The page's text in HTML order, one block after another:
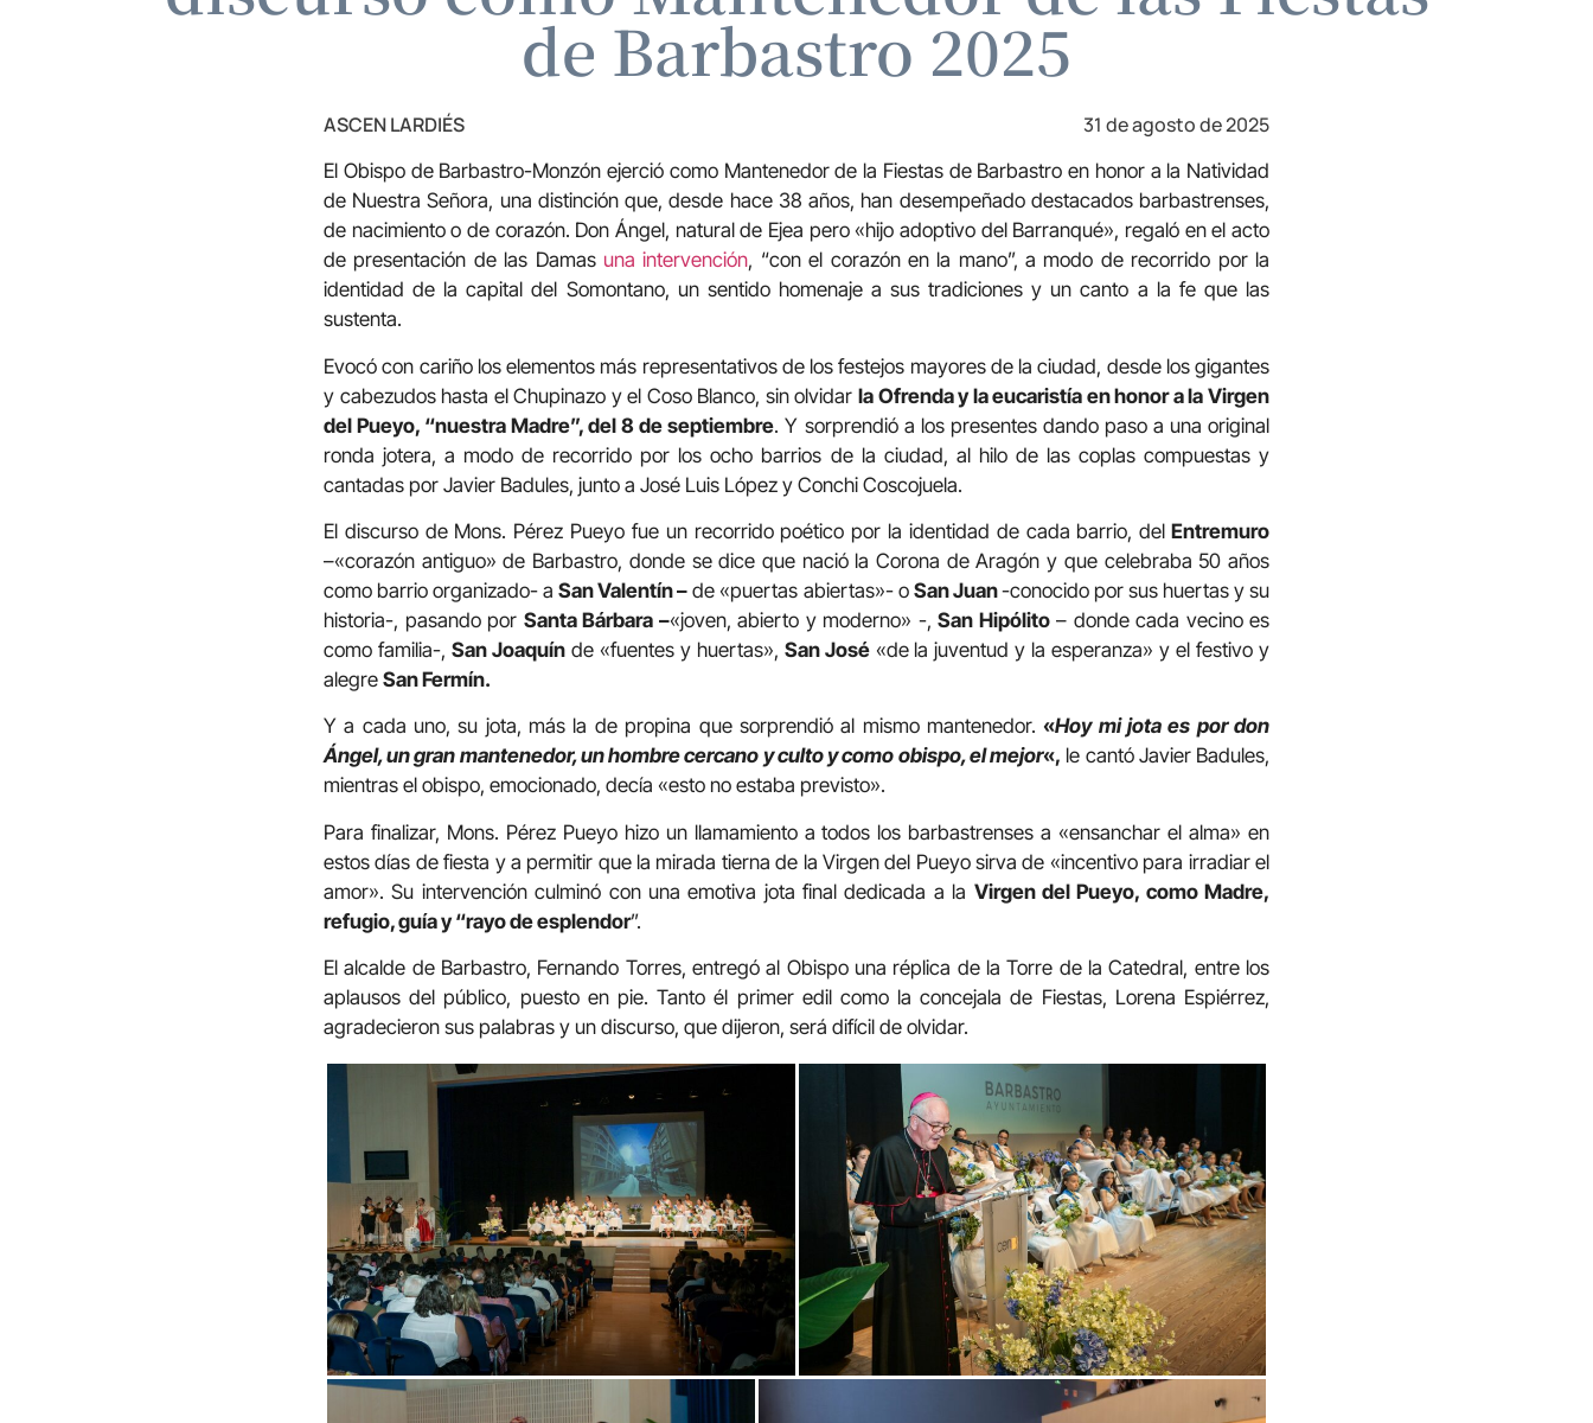
de Barbastro 2025
ASCEN LARDIÉS 31 de agosto de 2025
El Obispo de Barbastro-Monzón ejerció como Mantenedor de la Fiestas de Barbastro en honor a la Natividad
de Nuestra Señora, una distinción que, desde hace 38 años, han desempeñado destacados barbastrenses,
de nacimiento o de corazón. Don Ángel, natural de Ejea pero «hijo adoptivo del Barranqué», regaló en el acto
de presentación de las Damas una intervención, “con el corazón en la mano”, a modo de recorrido por la
identidad de la capital del Somontano, un sentido homenaje a sus tradiciones y un canto a la fe que las
sustenta.
Evocó con cariño los elementos más representativos de los festejos mayores de la ciudad, desde los gigantes
y cabezudos hasta el Chupinazo y el Coso Blanco, sin olvidarla Ofrenda y la eucaristía en honor a la Virgen
del Pueyo, “nuestra Madre”, del 8 de septiembre. Y sorprendió a los presentes dando paso a una original
ronda jotera, a modo de recorrido por los ocho barrios de la ciudad, al hilo de las coplas compuestas y
cantadas por Javier Badules, junto a José Luis López y Conchi Coscojuela.
El discurso de Mons. Pérez Pueyo fue un recorrido poético por la identidad de cada barrio, del Entremuro
–«corazón antiguo» de Barbastro, donde se dice que nació la Corona de Aragón y que celebraba 50 años
como barrio organizado- aSan Valentín – de «puertas abiertas»- o San Juan-conocido por sus huertas y su
historia-, pasando por Santa Bárbara –«joven, abierto y moderno» -, San Hipólito– donde cada vecino es
como familia-, San Joaquínde «fuentes y huertas», San José«de la juventud y la esperanza» y el festivo y
alegre San Fermín.
Y a cada uno, su jota, más la de propina que sorprendió al mismo mantenedor.«Hoy mi jota es por don
Ángel, un gran mantenedor, un hombre cercano y culto y como obispo, el mejor«, le cantó Javier Badules,
mientras el obispo, emocionado, decía «esto no estaba previsto».
Para finalizar, Mons. Pérez Pueyo hizo un llamamiento a todos los barbastrenses a «ensanchar el alma» en
estos días de fiesta y a permitir que la mirada tierna de la Virgen del Pueyo sirva de «incentivo para irradiar el
amor». Su intervención culminó con una emotiva jota final dedicada a la Virgen del Pueyo, como Madre,
refugio, guía y “rayo de esplendor”.
El alcalde de Barbastro, Fernando Torres, entregó al Obispo una réplica de la Torre de la Catedral, entre los
aplausos del público, puesto en pie. Tanto él primer edil como la concejala de Fiestas, Lorena Espiérrez,
agradecieron sus palabras y un discurso, que dijeron, será difícil de olvidar.